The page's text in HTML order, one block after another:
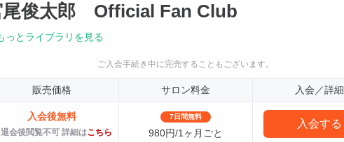
尾俊太郎 Official Fan Club
っとライブラリを見る
ご入会手続き中に完売することもございます。
販売価格 サロン料金 入会／詳細
入会後無料
会後閲覧不可 詳細はこちら
7日間無料
980円/1ヶ月ごと
入会する